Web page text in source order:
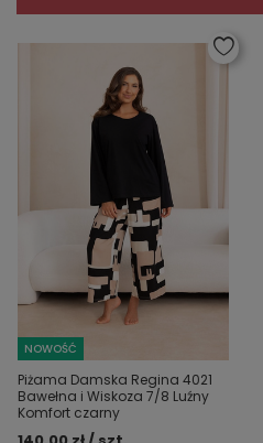
NOWOŚĆ
Piżama Damska Regina 4021
Bawełna i Wiskoza 7/8 Luźny
Komfort czarny